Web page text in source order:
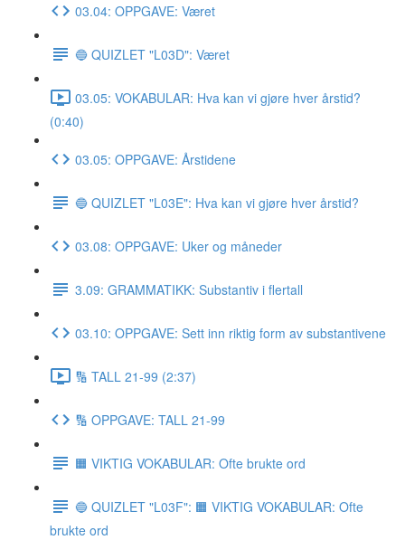
03.04: OPPGAVE: Været
🔵 QUIZLET "L03D": Været
03.05: VOKABULAR: Hva kan vi gjøre hver årstid?
(0:40)
03.05: OPPGAVE: Årstidene
🔵 QUIZLET "L03E": Hva kan vi gjøre hver årstid?
03.08: OPPGAVE: Uker og måneder
3.09: GRAMMATIKK: Substantiv i flertall
03.10: OPPGAVE: Sett inn riktig form av substantivene
🔢 TALL 21-99 (2:37)
🔢 OPPGAVE: TALL 21-99
🟧 VIKTIG VOKABULAR: Ofte brukte ord
🔵 QUIZLET "L03F": 🟧 VIKTIG VOKABULAR: Ofte
brukte ord